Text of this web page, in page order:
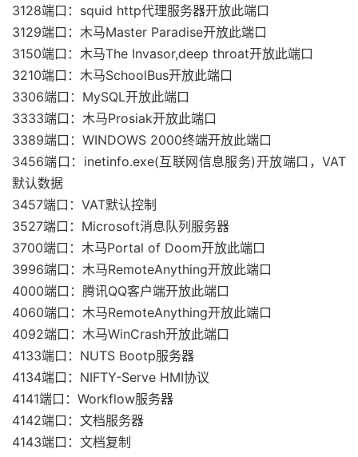
3128端口：squid http代理服务器开放此端口
3129端口：木马Master Paradise开放此端口
3150端口：木马The Invasor,deep throat开放此端口
3210端口：木马SchoolBus开放此端口
3306端口：MySQL开放此端口
3333端口：木马Prosiak开放此端口
3389端口：WINDOWS 2000终端开放此端口
3456端口：inetinfo.exe(互联网信息服务)开放端口，VAT
默认数据
3457端口：VAT默认控制
3527端口：Microsoft消息队列服务器
3700端口：木马Portal of Doom开放此端口
3996端口：木马RemoteAnything开放此端口
4000端口：腾讯QQ客户端开放此端口
4060端口：木马RemoteAnything开放此端口
4092端口：木马WinCrash开放此端口
4133端口：NUTS Bootp服务器
4134端口：NIFTY-Serve HMI协议
4141端口：Workflow服务器
4142端口：文档服务器
4143端口：文档复制